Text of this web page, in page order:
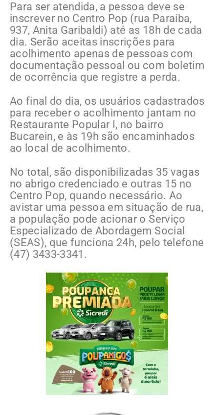
Para ser atendida, a pessoa deve se
inscrever no Centro Pop (rua Paraíba,
937, Anita Garibaldi) até as 18h de cada
dia. Serão aceitas inscrições para
acolhimento apenas de pessoas com
documentação pessoal ou com boletim
de ocorrência que registre a perda.
Ao final do dia, os usuários cadastrados
para receber o acolhimento jantam no
Restaurante Popular I, no bairro
Bucarein, e às 19h são encaminhados
ao local de acolhimento.
No total, são disponibilizadas 35 vagas
no abrigo credenciado e outras 15 no
Centro Pop, quando necessário. Ao
avistar uma pessoa em situação de rua,
a população pode acionar o Serviço
Especializado de Abordagem Social
(SEAS), que funciona 24h, pelo telefone
(47) 3433-3341.